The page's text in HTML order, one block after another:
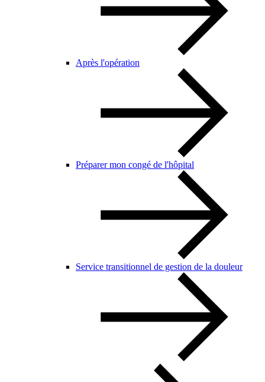
Après l'opération
Préparer mon congé de l'hôpital
Service transitionnel de gestion de la douleur